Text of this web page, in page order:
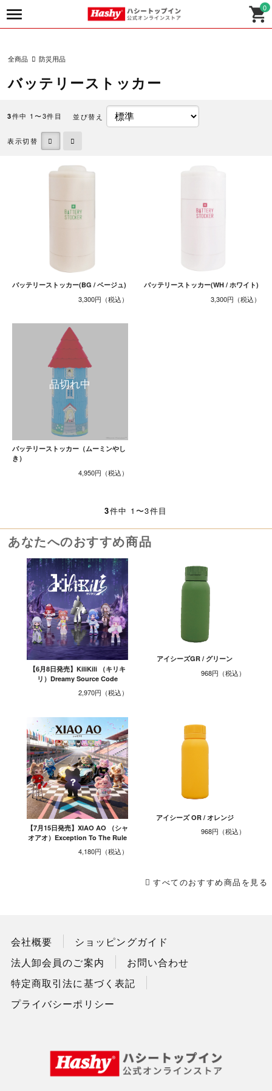
0
全商品 防災用品
バッテリーストッカー
3件中 1〜3件目 並び替え
表示切替
バッテリーストッカー(BG / ベージュ)
3,300円
バッテリーストッカー(WH / ホワイト)
3,300円
バッテリーストッカー（ムーミンやし
き）
4,950円
3件中 1〜3件目
あなたへのおすすめ商品
【6月8日発売】KiliKili （キリキ
リ）Dreamy Source Code
2,970円
アイシーズGR / グリーン
968円
【7月15日発売】XIAO AO （シャ
オアオ）Exception To The Rule
4,180円
アイシーズ OR / オレンジ
968円
すべてのおすすめ商品を見る
会社概要
ショッピングガイド
法人卸会員のご案内
お問い合わせ
特定商取引法に基づく表記
プライバシーポリシー